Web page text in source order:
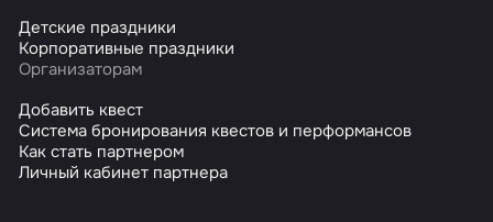
Детские праздники
Корпоративные праздники
Организаторам
Добавить квест
Система бронирования квестов и перформансов
Как стать партнером
Личный кабинет партнера